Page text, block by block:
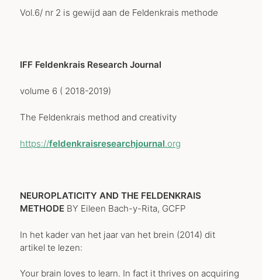
Vol.6/ nr 2 is gewijd aan de Feldenkrais methode
IFF Feldenkrais Research Journal
volume 6 ( 2018-2019)
The Feldenkrais method and creativity
https://feldenkraisresearchjournal.org
NEUROPLATICITY AND THE FELDENKRAIS
METHODE BY Eileen Bach-y-Rita, GCFP
In het kader van het jaar van het brein (2014) dit
artikel te lezen:
Your brain loves to learn. In fact it thrives on acquiring